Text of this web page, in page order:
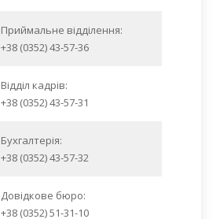
Приймальне відділення:
+38 (0352) 43-57-36
Відділ кадрів:
+38 (0352) 43-57-31
Бухгалтерія:
+38 (0352) 43-57-32
Довідкове бюро:
+38 (0352) 51-31-10